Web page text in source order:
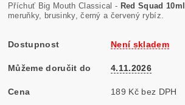
Příchuť Big Mouth Classical - Red Squad 10ml
meruňky, brusinky, černý a červený rybíz.
Dostupnost Není skladem
Můžeme doručit do 4.11.2026
Cena 189 Kč bez DPH